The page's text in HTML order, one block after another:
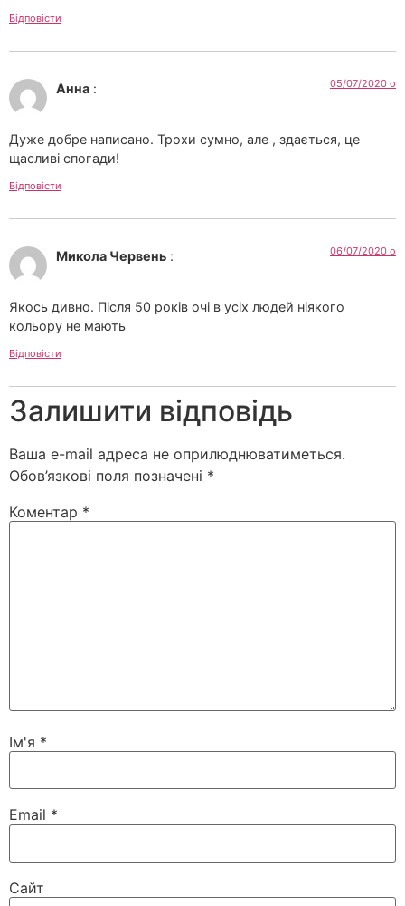
Відповісти
Анна : 05/07/2020 о
Дуже добре написано. Трохи сумно, але , здається, це
щасливі спогади!
Відповісти
Микола Червень : 06/07/2020 о
Якось дивно. Після 50 років очі в усіх людей ніякого
кольору не мають
Відповісти
Залишити відповідь
Ваша e-mail адреса не оприлюднюватиметься.
Обов’язкові поля позначені *
Коментар *
Ім'я *
Email *
Сайт